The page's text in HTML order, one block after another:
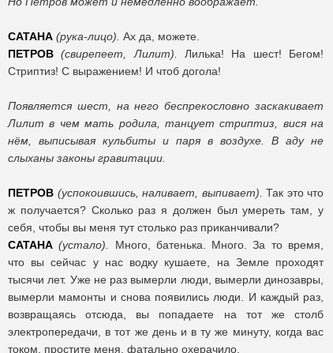
САТАНА (рука-лицо). Ах да, можете.
ПЕТРОВ (свирепеет, Лилит).
Лилька! На шест! Бегом!
Стриптиз! С выражением! И чтоб догола!
Появляется шест, на него беспрекословно заскакивает
Лилит в чем мать родила, танцует стриптиз, вися на
нём, выписывая кульбиты и паря в воздухе. В аду не
слыханы законы гравитации.
ПЕТРОВ (успокоившись, наливает, выпивает). Так это что
ж получается? Сколько раз я должен был умереть там, у
себя, чтобы вы меня тут столько раз приканчивали?
САТАНА (устало). Много, батенька. Много. За то время,
что вы сейчас у нас водку кушаете, на Земле проходят
тысячи лет. Уже не раз вымерли люди, вымерли динозавры,
вымерли мамонты и снова появились люди. И каждый раз,
возвращаясь отсюда, вы попадаете на тот же столб
электропередачи, в тот же день и в ту же минуту, когда вас
током, простите меня, фатально охерачило.